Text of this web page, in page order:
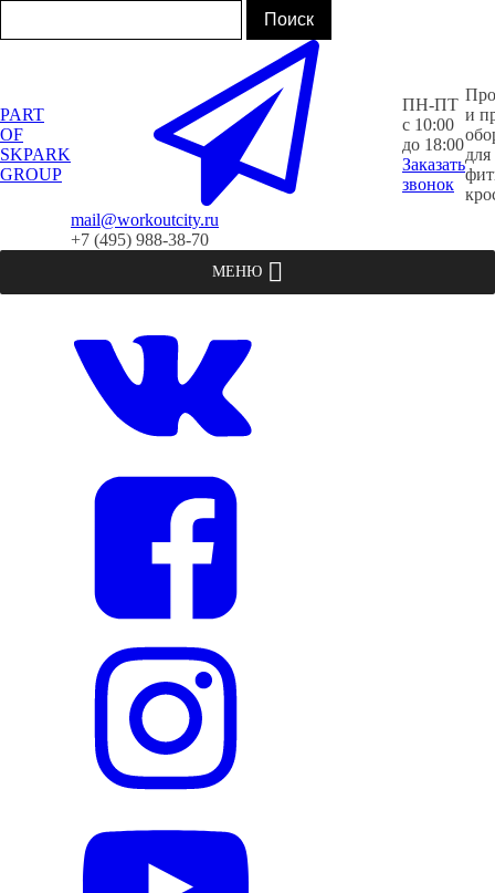
PART
OF
SKPARK
GROUP
mail@workoutcity.ru
+7 (495) 988-38-70
ПН-ПТ
с 10:00
до 18:00
Заказать
звонок
и
для
МЕНЮ